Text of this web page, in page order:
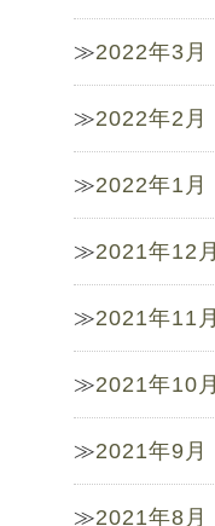
2022年3月
2022年2月
2022年1月
2021年12月
2021年11月
2021年10月
2021年9月
2021年8月